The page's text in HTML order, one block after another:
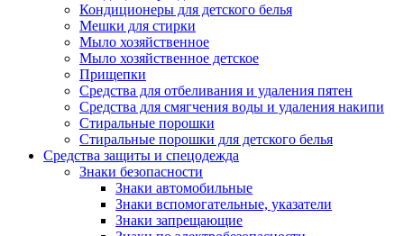
Кондиционеры для детского белья
Мешки для стирки
Мыло хозяйственное
Мыло хозяйственное детское
Прищепки
Средства для отбеливания и удаления пятен
Средства для смягчения воды и удаления накипи
Стиральные порошки
Стиральные порошки для детского белья
Средства защиты и спецодежда
Знаки безопасности
Знаки автомобильные
Знаки вспомогательные, указатели
Знаки запрещающие